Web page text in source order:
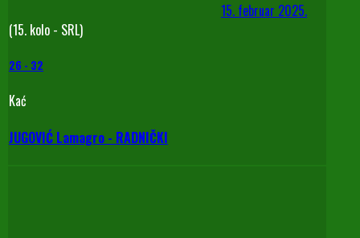
15. februar 2025.
(15. kolo - SRL)
26 - 32
Kać
JUGOVIĆ Lamagro - RADNIČKI